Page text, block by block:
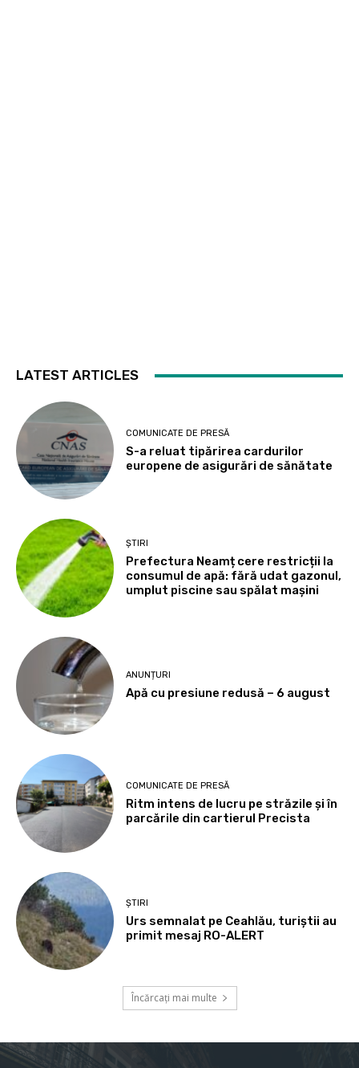
LATEST ARTICLES
COMUNICATE DE PRESĂ
S-a reluat tipărirea cardurilor
europene de asigurări de sănătate
ȘTIRI
Prefectura Neamț cere restricții la
consumul de apă: fără udat gazonul,
umplut piscine sau spălat mașini
ANUNȚURI
Apă cu presiune redusă – 6 august
COMUNICATE DE PRESĂ
Ritm intens de lucru pe străzile și în
parcările din cartierul Precista
ȘTIRI
Urs semnalat pe Ceahlău, turiștii au
primit mesaj RO-ALERT
Încărcați mai multe